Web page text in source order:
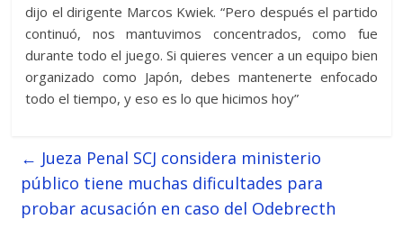
dijo el dirigente Marcos Kwiek. “Pero después el partido
continuó, nos mantuvimos concentrados, como fue
durante todo el juego. Si quieres vencer a un equipo bien
organizado como Japón, debes mantenerte enfocado
todo el tiempo, y eso es lo que hicimos hoy”
← Jueza Penal SCJ considera ministerio
público tiene muchas dificultades para
probar acusación en caso del Odebrecth